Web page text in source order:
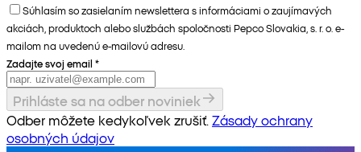
Súhlasím so zasielaním newslettera s informáciami o zaujímavých
akciách, produktoch alebo službách spoločnosti Pepco Slovakia, s. r. o. e-
mailom na uvedenú e-mailovú adresu.
Zadajte svoj email *
Prihláste sa na odber noviniek
Odber môžete kedykoľvek zrušiť. Zásady ochrany
osobných údajov